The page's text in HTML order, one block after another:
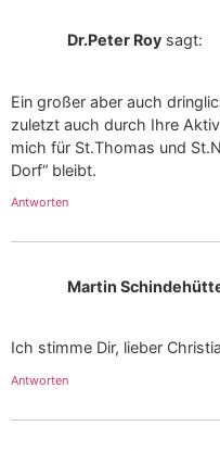
Dr.Peter Roy sagt:
Ein großer aber auch
zuletzt auch durch Ihre
mich für St.Thomas und
Dorf“ bleibt.
Antworten
Martin
Ich stimme Dir, lieber
Antworten